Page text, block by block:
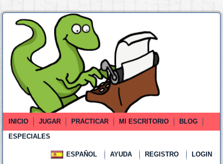
INICIO JUGAR PRACTICAR MI ESCRITORIO
BLOG
ESPECIALES
ESPAÑOL AYUDA REGISTRO LOGIN